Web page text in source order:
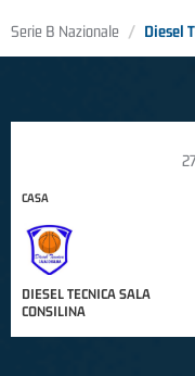
Serie B Nazionale Diesel
CASA
DIESEL TECNICA SALA
CONSILINA